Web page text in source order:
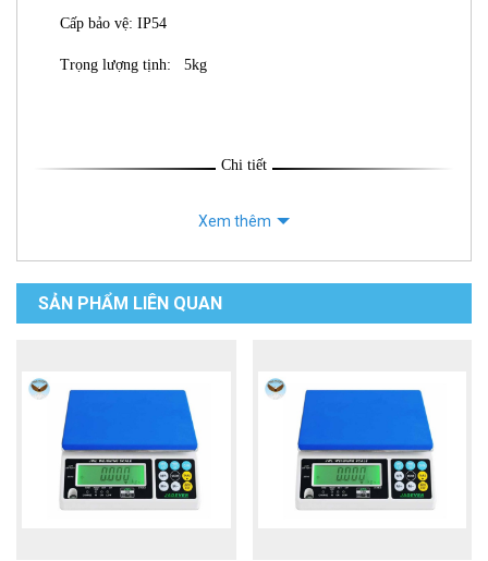
Cấp bảo vệ: IP54
Trọng lượng tịnh: 5kg
Chi tiết
Xem thêm
SẢN PHẨM LIÊN QUAN